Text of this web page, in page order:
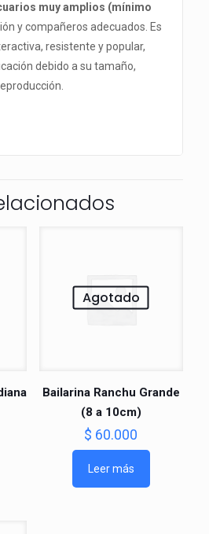
muy amplios (mínimo
y compañeros adecuados. Es
resistente y popular,
debido a su tamaño,
Agotado
Bailarina Ranchu Grande
(8 a 10cm)
$ 60.000
Leer más